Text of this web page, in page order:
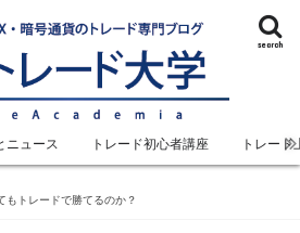
search
ニュース トレード初心者講座 トレード
もトレードで勝てるのか？